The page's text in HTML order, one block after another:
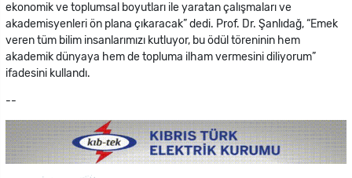
ekonomik ve toplumsal boyutları ile yaratan çalışmaları ve
akademisyenleri ön plana çıkaracak” dedi. Prof. Dr. Şanlıdağ, “Emek
veren tüm bilim insanlarımızı kutluyor, bu ödül töreninin hem
akademik dünyaya hem de topluma ilham vermesini diliyorum”
ifadesini kullandı.
--